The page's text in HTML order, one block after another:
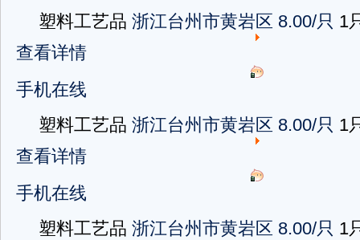
塑料工艺品 浙江台州市黄岩区 8.00/只 1
查看详情
手机在线
塑料工艺品 浙江台州市黄岩区 8.00/只 1
查看详情
手机在线
塑料工艺品 浙江台州市黄岩区 8.00/只 1